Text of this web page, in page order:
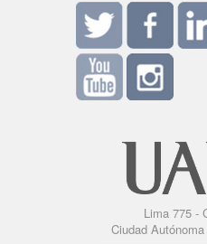
Lima 775 -
Ciudad